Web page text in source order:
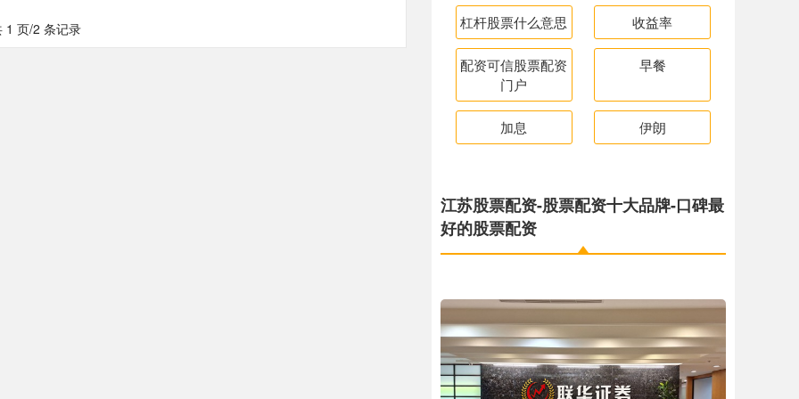
1 页/2 条记录 杠杆股票什么意思 收益率
配资可信股票配资
门户
早餐
加息 伊朗
江苏股票配资-股票配资十大品牌-口碑最
好的股票配资